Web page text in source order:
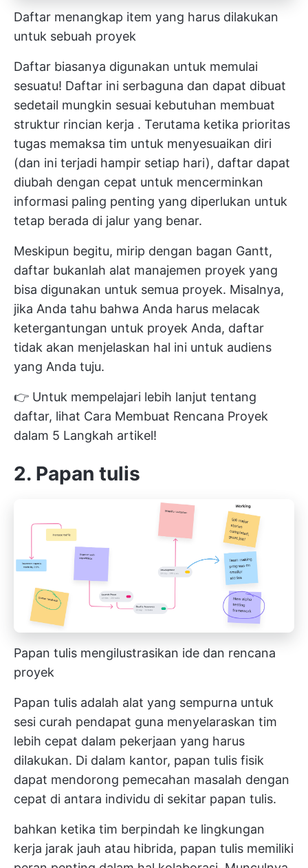
Daftar menangkap item yang harus dilakukan
untuk sebuah proyek
Daftar biasanya digunakan untuk memulai
sesuatu! Daftar ini serbaguna dan dapat dibuat
sedetail mungkin sesuai kebutuhan membuat
struktur rincian kerja . Terutama ketika prioritas
tugas memaksa tim untuk menyesuaikan diri
(dan ini terjadi hampir setiap hari), daftar dapat
diubah dengan cepat untuk mencerminkan
informasi paling penting yang diperlukan untuk
tetap berada di jalur yang benar.
Meskipun begitu, mirip dengan bagan Gantt,
daftar bukanlah alat manajemen proyek yang
bisa digunakan untuk semua proyek. Misalnya,
jika Anda tahu bahwa Anda harus melacak
ketergantungan untuk proyek Anda, daftar
tidak akan menjelaskan hal ini untuk audiens
yang Anda tuju.
👉 Untuk mempelajari lebih lanjut tentang
daftar, lihat Cara Membuat Rencana Proyek
dalam 5 Langkah artikel!
2. Papan tulis
Papan tulis mengilustrasikan ide dan rencana
proyek
Papan tulis adalah alat yang sempurna untuk
sesi curah pendapat guna menyelaraskan tim
lebih cepat dalam pekerjaan yang harus
dilakukan. Di dalam kantor, papan tulis fisik
dapat mendorong pemecahan masalah dengan
cepat di antara individu di sekitar papan tulis.
bahkan ketika tim berpindah ke lingkungan
kerja jarak jauh atau hibrida, papan tulis memiliki